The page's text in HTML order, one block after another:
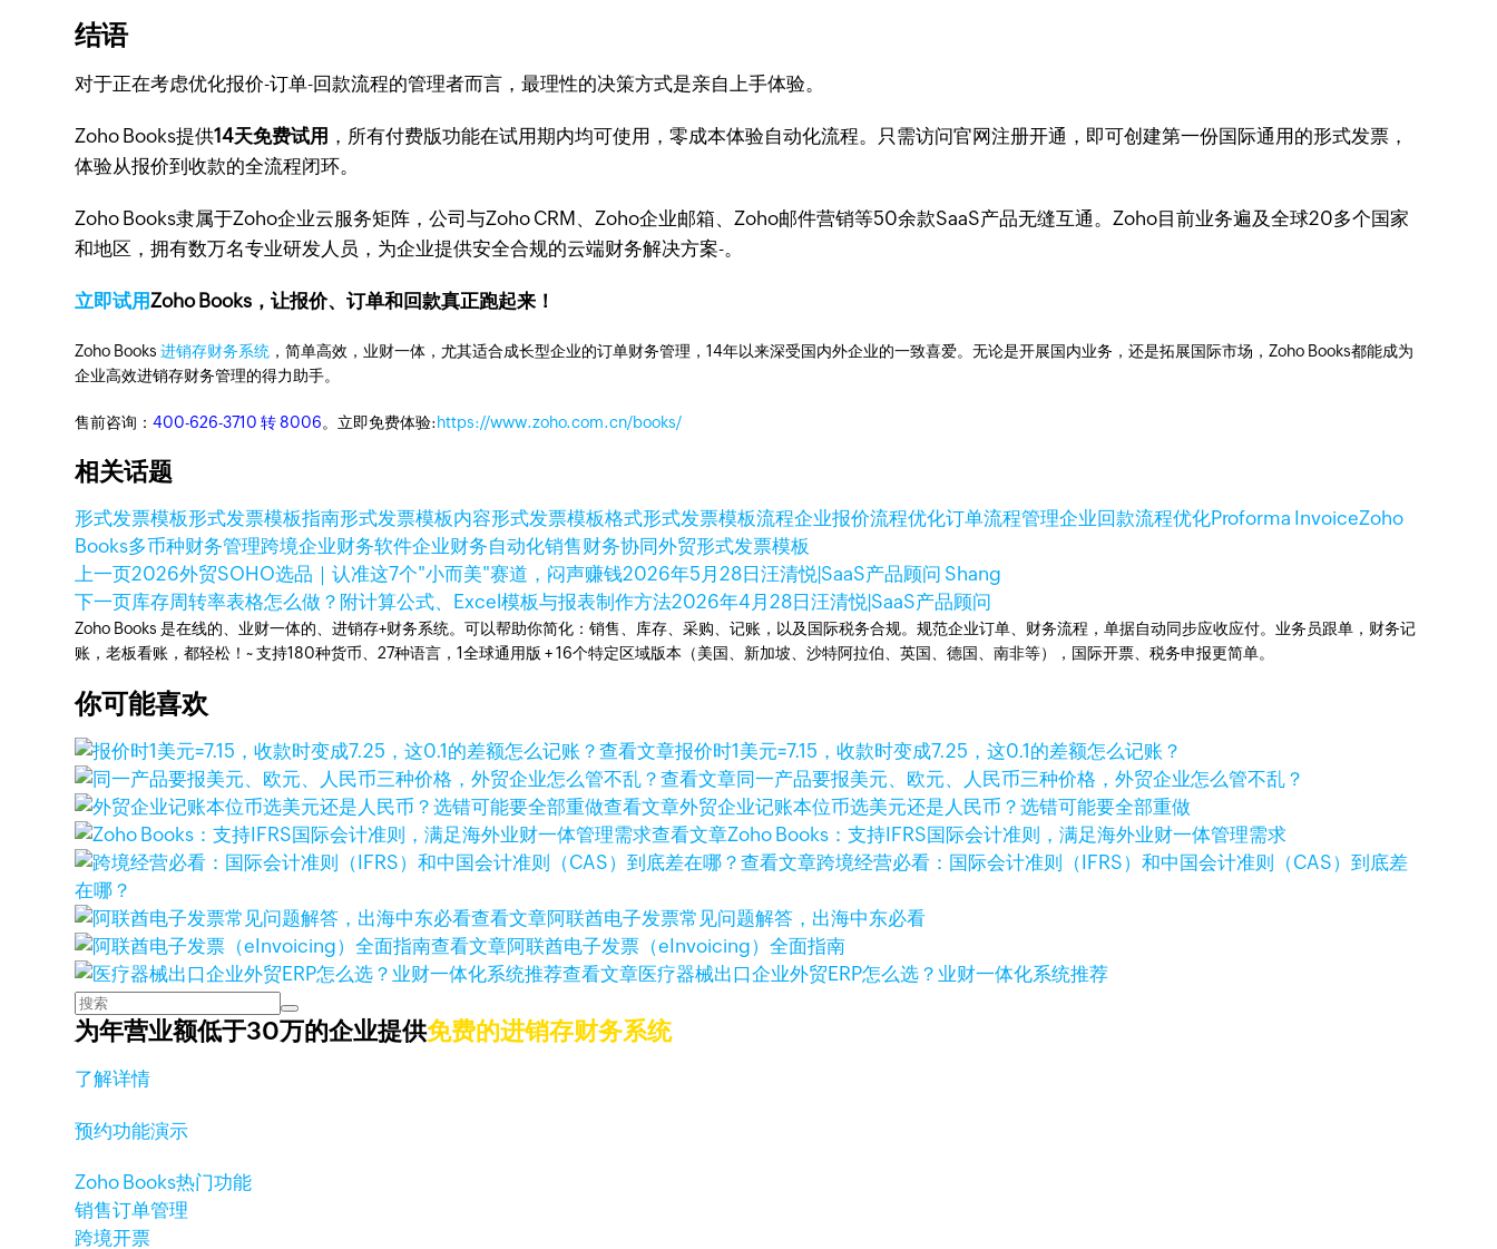
结语
对于正在考虑优化报价-订单-回款流程的管理者而言，最理性的决策方式是亲自上手体验。
Zoho Books提供14天免费试用 ，所有付费版功能在试用期内均可使用，零成本体验自动化流程。只需访问官网注册开通，即可创建第一份国际通用的形式发票，
体验从报价到收款的全流程闭环。
Zoho Books隶属于Zoho企业云服务矩阵，公司与Zoho CRM、Zoho企业邮箱、Zoho邮件营销等50余款SaaS产品无缝互通。Zoho目前业务遍及全球20多个国家
和地区，拥有数万名专业研发人员，为企业提供安全合规的云端财务解决方案-。
立即试用Zoho Books，让报价、订单和回款真正跑起来！
Zoho Books进销存财务系统 ，简单高效，业财一体，尤其适合成长型企业的订单财务管理，14年以来深受国内外企业的一致喜爱。无论是开展国内业务，还是拓展国际市场，Zoho Books都能成为
企业高效进销存财务管理的得力助手。
售前咨询：400-626-3710 转 8006。立即免费体验:https://www.zoho.com.cn/books/
相关话题
形式发票模板形式发票模板指南形式发票模板内容形式发票模板格式形式发票模板流程企业报价流程优化订单流程管理企业回款流程优化Proforma InvoiceZoho
Books多币种财务管理跨境企业财务软件企业财务自动化销售财务协同外贸形式发票模板
上一页2026外贸SOHO选品｜认准这7个"小而美"赛道，闷声赚钱2026年5月28日汪清悦|SaaS产品顾问 Shang
下一页库存周转率表格怎么做？附计算公式、Excel模板与报表制作方法2026年4月28日汪清悦|SaaS产品顾问
Zoho Books 是在线的、业财一体的、进销存+财务系统。可以帮助你简化：销售、库存、采购、记账，以及国际税务合规。规范企业订单、财务流程，单据自动同步应收应付。业务员跟单，财务记
账，老板看账，都轻松！~ 支持180种货币、27种语言，1全球通用版 + 16个特定区域版本（美国、新加坡、沙特阿拉伯、英国、德国、南非等），国际开票、税务申报更简单。
你可能喜欢
查看文章报价时1美元=7.15，收款时变成7.25，这0.1的差额怎么记账？
查看文章同一产品要报美元、欧元、人民币三种价格，外贸企业怎么管不乱？
查看文章外贸企业记账本位币选美元还是人民币？选错可能要全部重做
查看文章Zoho Books：支持IFRS国际会计准则，满足海外业财一体管理需求
查看文章跨境经营必看：国际会计准则（IFRS）和中国会计准则（CAS）到底差
在哪？
查看文章阿联酋电子发票常见问题解答，出海中东必看
查看文章阿联酋电子发票（eInvoicing）全面指南
查看文章医疗器械出口企业外贸ERP怎么选？业财一体化系统推荐
为年营业额低于30万的企业提供免费的进销存财务系统
了解详情
预约功能演示
Zoho Books热门功能
销售订单管理
跨境开票